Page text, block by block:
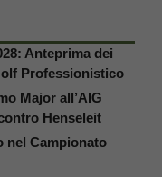
Anteprima dei
Professionistico
Major all’AIG
Henseleit
nel Campionato